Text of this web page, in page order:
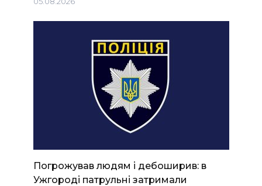
Погрожував людям і дебоширив: в
Ужгороді патрульні затримали